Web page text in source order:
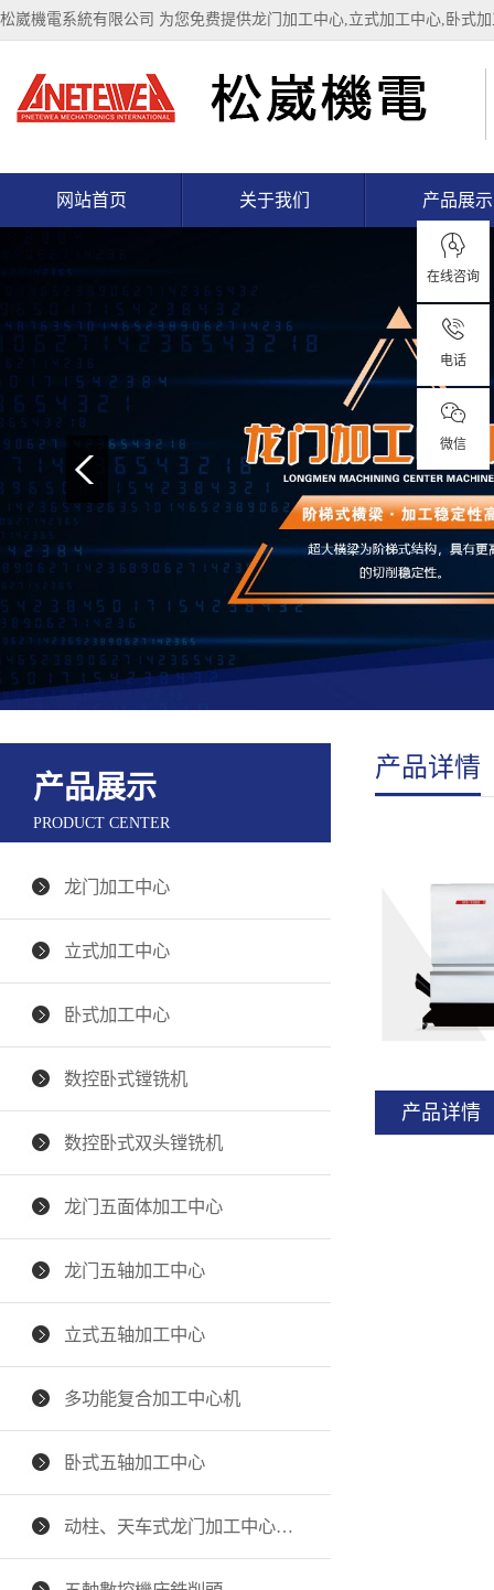
松崴機電系統有限公司 为您免费提供龙门加工中心,立式加工中心,卧式
网站首页 关于我们 产品展示
产品展示
PRODUCT CENTER
龙门加工中心
立式加工中心
卧式加工中心
数控卧式镗铣机
数控卧式双头镗铣机
龙门五面体加工中心
龙门五轴加工中心
立式五轴加工中心
多功能复合加工中心机
卧式五轴加工中心
动柱、天车式龙门加工中心…
产品详情
产品详情
在线咨询
电话
微信